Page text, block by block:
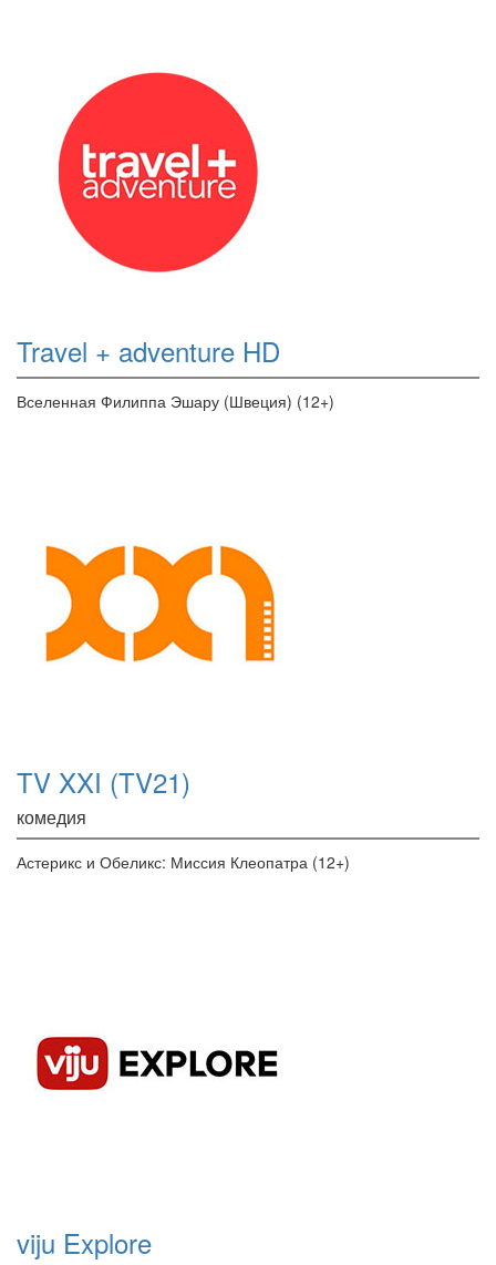
Travel + adventure HD
Вселенная Филиппа Эшару (Швеция) (12+)
TV XXI (TV21)
комедия
Астерикс и Обеликс: Миссия Клеопатра (12+)
viju Explore